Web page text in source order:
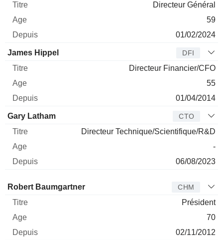
Directeur Général
59
01/02/2024
James Hippel DFI
Directeur Financier/CFO
55
01/04/2014
Gary Latham CTO
Directeur Technique/Scientifique/R&D
-
06/08/2023
Administrateur Titre Age
Robert Baumgartner CHM
Président
70
02/11/2012